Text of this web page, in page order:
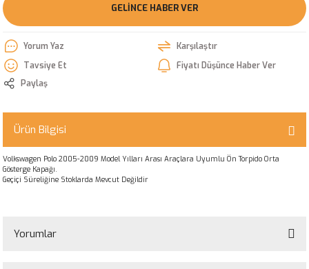
GELINCE HABER VER
Yorum Yaz
Karşılaştır
Tavsiye Et
Fiyatı Düşünce Haber Ver
Paylaş
Ürün Bilgisi
Volkswagen Polo 2005-2009 Model Yılları Arası Araçlara Uyumlu Ön Torpido Orta
Gösterge Kapağı.
Geçiçi Süreliğine Stoklarda Mevcut Değildir
Yorumlar